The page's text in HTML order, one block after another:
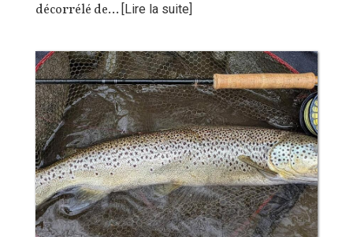
décorrélé de… [Lire la suite]